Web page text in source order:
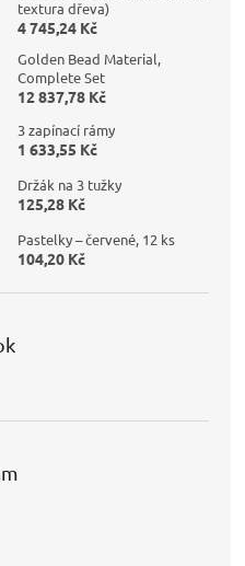
textura dřeva)
4 745,24 Kč
Golden Bead Material,
Complete Set
12 837,78 Kč
3 zapínací rámy
1 633,55 Kč
Držák na 3 tužky
125,28 Kč
Pastelky – červené, 12 ks
104,20 Kč